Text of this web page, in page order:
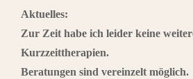
Aktuelles:
Zur Zeit habe ich leider keine
Kurzzeittherapien.
Beratungen sind vereinzelt möglich.